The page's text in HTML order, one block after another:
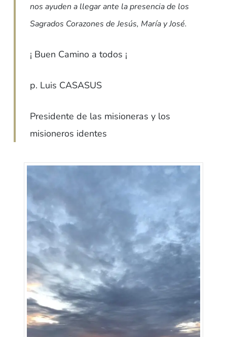
nos ayuden a llegar ante la presencia de los
Sagrados Corazones de Jesús, María y José.
¡ Buen Camino a todos ¡
p. Luis CASASUS
Presidente de las misionerasy los
misioneros identes